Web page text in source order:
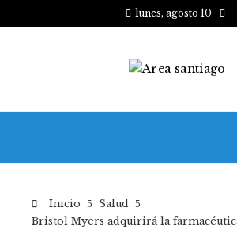
lunes, agosto 10
Inicio
Salud
Bristol Myers adquirirá la